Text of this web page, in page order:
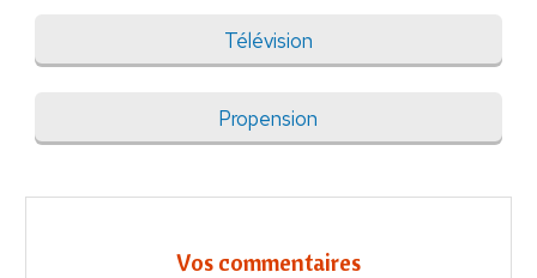
Télévision
Propension
Vos commentaires